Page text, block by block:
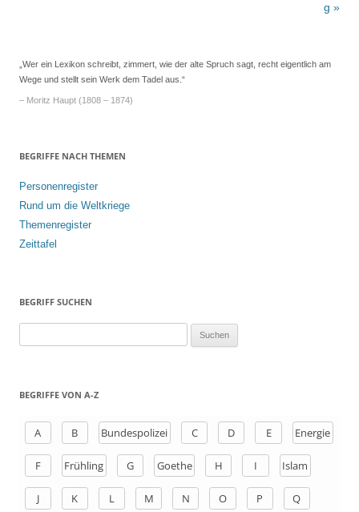
g »
„Wer ein Lexikon schreibt, zimmert, wie der alte Spruch sagt, recht eigentlich am
Wege und stellt sein Werk dem Tadel aus.“
– Moritz Haupt (1808 – 1874)
BEGRIFFE NACH THEMEN
Personenregister
Rund um die Weltkriege
Themenregister
Zeittafel
BEGRIFF SUCHEN
h
BEGRIFFE VON A-Z
A B Bundespolizei C D E Energie
F Frühling G Goethe H I Islam
J K L M N O P Q